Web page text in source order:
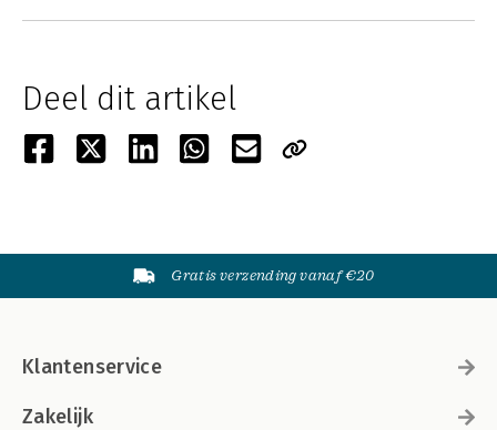
Deel dit artikel
Gratis verzending vanaf €20
Klantenservice
Zakelijk